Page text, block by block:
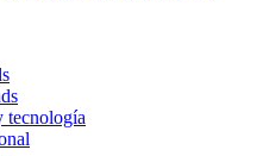
tecnología